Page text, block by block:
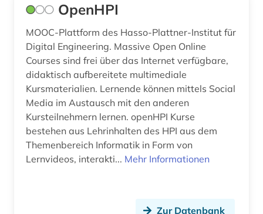
OpenHPI
MOOC-Plattform des Hasso-Plattner-Institut für
Digital Engineering. Massive Open Online
Courses sind frei über das Internet verfügbare,
didaktisch aufbereitete multimediale
Kursmaterialien. Lernende können mittels Social
Media im Austausch mit den anderen
Kursteilnehmern lernen. openHPI Kurse
bestehen aus Lehrinhalten des HPI aus dem
Themenbereich Informatik in Form von
Lernvideos, interakti... Mehr Informationen
Zur Datenbank